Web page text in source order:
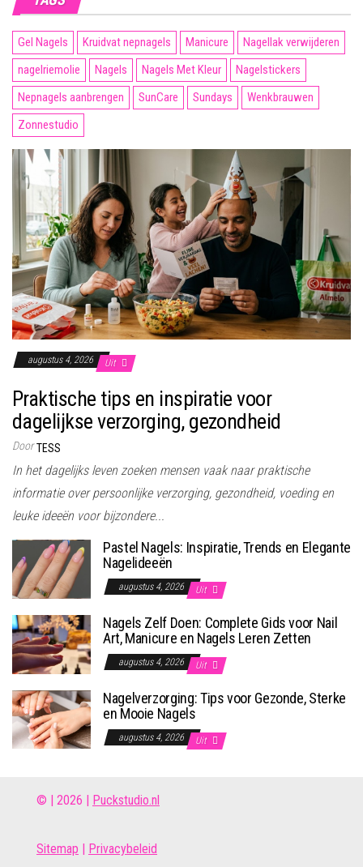
Gel Nagels Kruidvat nepnagels Manicure
Nagellak verwijderen
nagelriemolie
Nagels Nagels Met Kleur
Nagelstickers
Nepnagels aanbrengen
SunCare Sundays
Wenkbrauwen
Zonnestudio
augustus 4, 2026 Uit
Praktische tips en inspiratie voor
dagelijkse verzorging, gezondheid
Door TESS
In het dagelijks leven zoeken mensen vaak naar praktische
informatie over persoonlijke verzorging, gezondheid, voeding en
leuke ideeën voor bijzondere...
Pastel Nagels: Inspiratie, Trends en Elegante
Nagelideeën
augustus 4, 2026 Uit
Nagels Zelf Doen: Complete Gids voor Nail
Art, Manicure en Nagels Leren Zetten
augustus 4, 2026 Uit
Nagelverzorging: Tips voor Gezonde, Sterke
en Mooie Nagels
augustus 4, 2026 Uit
© | 2026 | Puckstudio.nl
Sitemap Privacybeleid